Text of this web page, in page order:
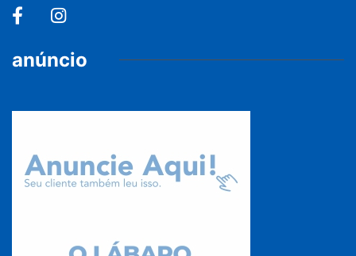
anúncio